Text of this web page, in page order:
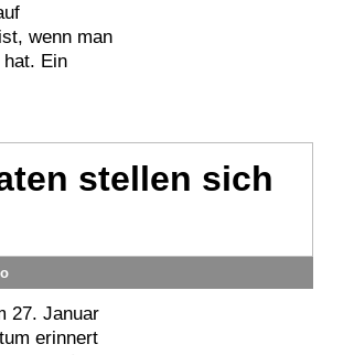
wenn man
Ein
stellen sich
27. Januar
erinnert